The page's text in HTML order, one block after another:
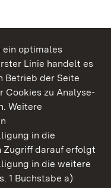
ein optimales
Linie handelt es
Betrieb der Seite
Cookies zu Analyse-
Weitere
in die
Zugriff darauf erfolgt
in die weitere
1 Buchstabe a)
Württemberg